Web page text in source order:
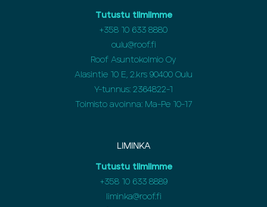
Tutustu tiimiimme
+358 10 633 8880
oulu@roof.fi
Roof Asuntokolmio Oy
Alasintie 10 E, 2.krs 90400 Oulu
Y-tunnus: 2364822-1
Toimisto avoinna: Ma-Pe 10-17
LIMINKA
Tutustu tiimiimme
+35810 633 8889
liminka@roof.fi